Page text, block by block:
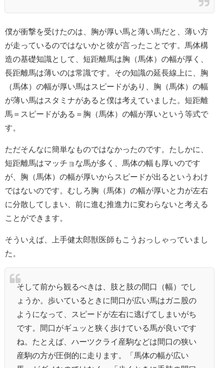
僕が衝撃を受けたのは、胸が厚い馬と薄い馬だと、薄い方
が走っているのではないかと彼が言ったことです。馬体構
造の基礎知識として、短距離馬は胸（馬体）の幅が厚く、
長距離馬は薄いのは常識です。その知識の延長線上に、胸
（馬体）の幅が厚い馬はスピードがあり、胸（馬体）の幅
が薄い馬はスタミナがあると僕は考えていました。短距離
馬＝スピードがある＝胸（馬体）の幅が厚いという等式で
す。
ただそんなに簡単なものではなかったのです。たしかに、
短距離馬はマッチョな馬が多く、馬体の幅も厚いのです
が、胸（馬体）の幅が厚いからスピードが出るというわけ
ではないのです。むしろ胸（馬体）の幅が厚いと力が左右
に分散してしまい、前に進む推進力に変わらないと考える
ことができます。
そういえば、上手健太郎獣医師もこうおっしゃっていまし
た。
そして前から観るべきは、肢と肢の間口（幅）でし
ょうか。歩いているときに間口が広い馬はガニ股の
ようになって、スピードが左右に逃げてしまいがち
です。間口がギュッと狭く歩けている馬が良いです
ね。たとえば、ハーツクライ産駒などは間口の狭い
産駒の方が圧倒的に走ります。「馬体の幅が広い